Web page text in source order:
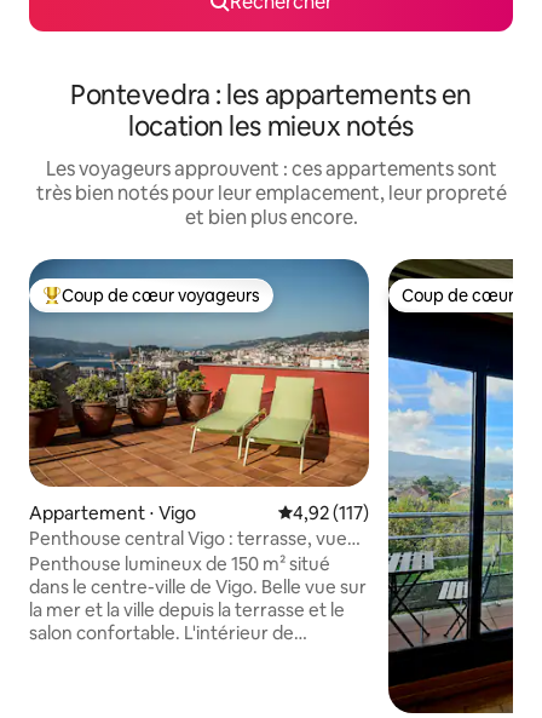
Pontevedra : les appartements en
location les mieux notés
Les voyageurs approuvent : ces appartements sont
très bien notés pour leur emplacement, leur propreté
et bien plus encore.
Coups de cœur voyageurs les plus appréciés
Coup de cœur voyageurs
Appartement ⋅ Vigo Évaluation moyenne sur la
4,92 (117)
Penthouse central Vigo : terrasse, vue
sur la mer, garage
Penthouse lumineux de 150 m² situé
dans le centre-ville de Vigo. Belle vue sur
la mer et la ville depuis la terrasse et le
salon confortable. L'intérieur de
Coup de cœur
Coup de cœur